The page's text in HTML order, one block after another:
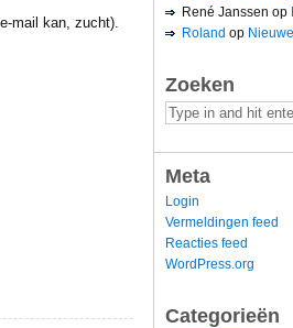
mail kan, zucht).
René Janssen op
Roland op
Zoeken
Meta
Login
Vermeldingen feed
Reacties feed
WordPress.org
Categorieën